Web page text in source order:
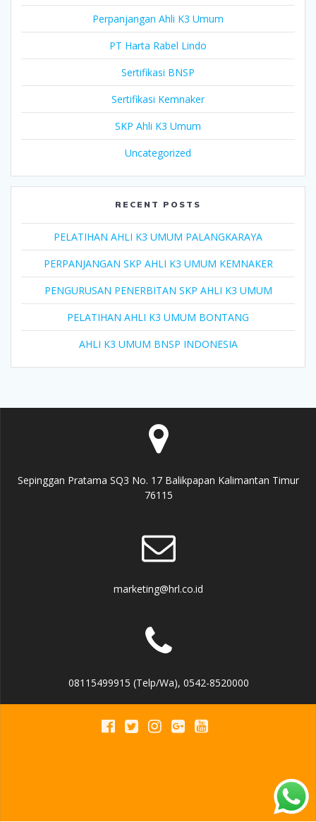
Perpanjangan Ahli K3 Umum
PT Harta Rabel Lindo
Sertifikasi BNSP
Sertifikasi Kemnaker
SKP Ahli K3 Umum
Uncategorized
RECENT POSTS
PELATIHAN AHLI K3 UMUM PALANGKARAYA
PERPANJANGAN SKP AHLI K3 UMUM KEMNAKER
PENGURUSAN PENERBITAN SKP AHLI K3 UMUM
PELATIHAN AHLI K3 UMUM BONTANG
AHLI K3 UMUM BNSP INDONESIA
Sepinggan Pratama SQ3 No. 17 Balikpapan Kalimantan Timur
76115
marketing@hrl.co.id
08115499915 (Telp/Wa), 0542-8520000